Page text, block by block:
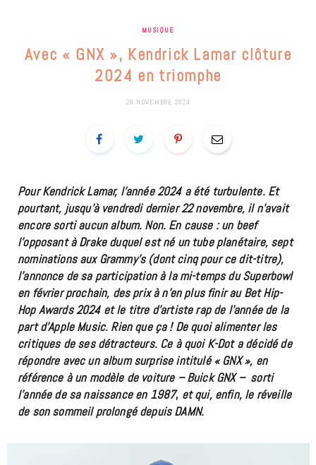
MUSIQUE
Avec « GNX », Kendrick Lamar clôture
2024 en triomphe
28 NOVEMBRE 2024
Pour Kendrick Lamar, l’année 2024 a été turbulente. Et
pourtant, jusqu’à vendredi dernier 22 novembre, il n’avait
encore sorti aucun album. Non. En cause : un beef
l’opposant à Drake duquel est né un tube planétaire, sept
nominations aux Grammy’s (dont cinq pour ce dit-titre),
l’annonce de sa participation à la mi-temps du Superbowl
en février prochain, des prix à n’en plus finir au Bet Hip-
Hop Awards 2024 et le titre d’artiste rap de l’année de la
part d’Apple Music. Rien que ça ! De quoi alimenter les
critiques de ses détracteurs. Ce à quoi K-Dot a décidé de
répondre avec un album surprise intitulé « GNX », en
référence à un modèle de voiture – Buick GNX – sorti
l’année de sa naissance en 1987, et qui, enfin, le réveille
de son sommeil prolongé depuis DAMN.